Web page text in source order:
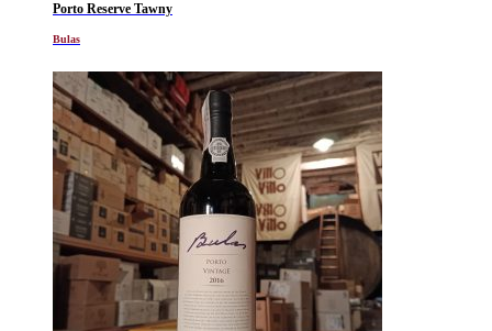
Porto Reserve Tawny
Bulas